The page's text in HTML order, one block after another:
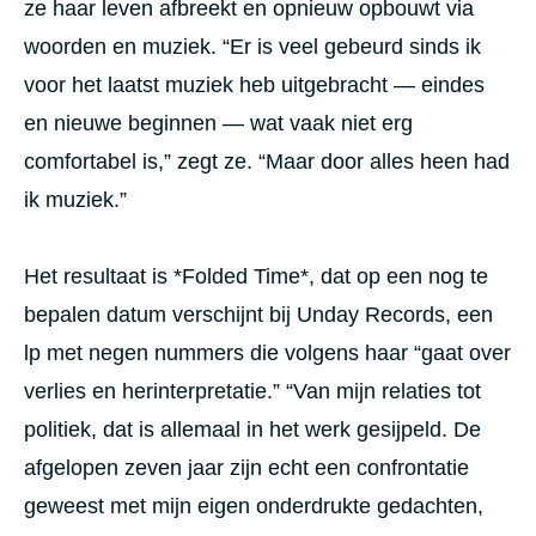
ze haar leven afbreekt en opnieuw opbouwt via
woorden en muziek. “Er is veel gebeurd sinds ik
voor het laatst muziek heb uitgebracht — eindes
en nieuwe beginnen — wat vaak niet erg
comfortabel is,” zegt ze. “Maar door alles heen had
ik muziek.”
Het resultaat is *Folded Time*, dat op een nog te
bepalen datum verschijnt bij Unday Records, een
lp met negen nummers die volgens haar “gaat over
verlies en herinterpretatie.” “Van mijn relaties tot
politiek, dat is allemaal in het werk gesijpeld. De
afgelopen zeven jaar zijn echt een confrontatie
geweest met mijn eigen onderdrukte gedachten,